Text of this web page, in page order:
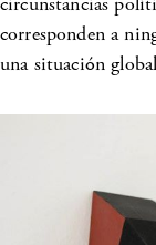
corresponden a
una situación